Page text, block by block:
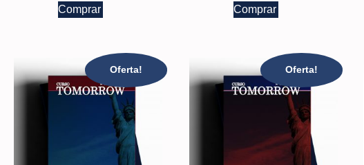
Comprar Comprar
Oferta! Oferta!